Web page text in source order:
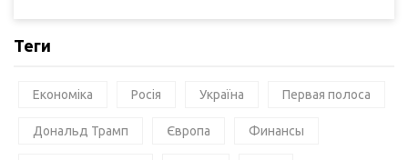
Теги
Економіка Росія Україна Первая полоса
Дональд Трамп Європа Финансы